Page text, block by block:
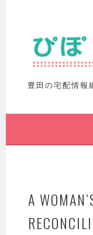
豊田の宅配情報
A